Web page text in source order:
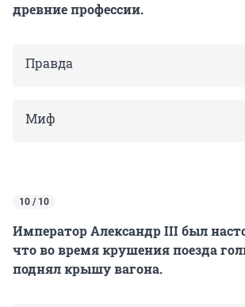
древние профессии.
Правда
Миф
10 / 10
Император Александр III был
что во время крушения поезда
поднял крышу вагона.